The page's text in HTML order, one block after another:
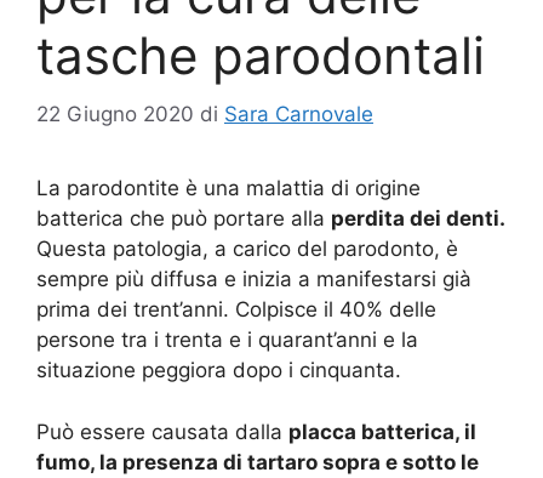
tasche parodontali
22 Giugno 2020 di Sara Carnovale
La parodontite è una malattia di origine
batterica che può portare alla perdita dei denti.
Questa patologia, a carico del parodonto, è
sempre più diffusa e inizia a manifestarsi già
prima dei trent’anni. Colpisce il 40% delle
persone tra i trenta e i quarant’anni e la
situazione peggiora dopo i cinquanta.
Può essere causata dalla placca batterica, il
fumo, la presenza di tartaro sopra e sotto le